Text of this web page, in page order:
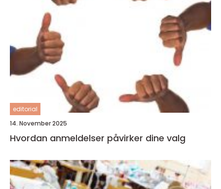
editorial
14. November 2025
Hvordan anmeldelser påvirker dine valg